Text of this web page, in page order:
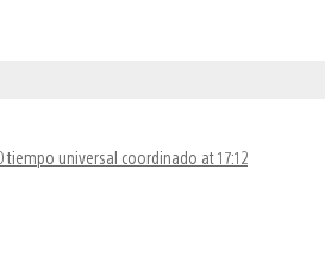
tiempo universal coordinado at 17:12